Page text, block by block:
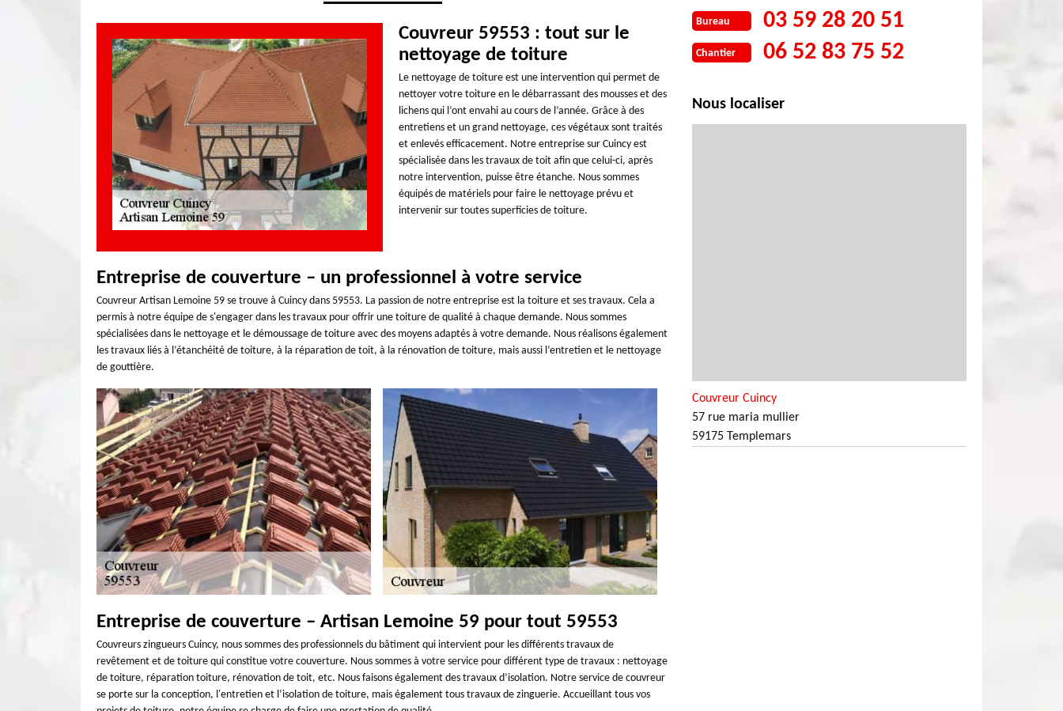
Couvreur 59553 : tout sur le
nettoyage de toiture
Le nettoyage de toiture est une intervention qui permet de
nettoyer votre toiture en le débarrassant des mousses et des
lichens qui l’ont envahi au cours de l’année. Grâce à des
entretiens et un grand nettoyage, ces végétaux sont traités
et enlevés efficacement. Notre entreprise sur Cuincy est
spécialisée dans les travaux de toit afin que celui-ci, après
notre intervention, puisse être étanche. Nous sommes
équipés de matériels pour faire le nettoyage prévu et
intervenir sur toutes superficies de toiture.
Entreprise de couverture – un professionnel à votre service
Couvreur Artisan Lemoine 59 se trouve à Cuincy dans 59553. La passion de notre entreprise est la toiture et ses travaux. Cela a
permis à notre équipe de s'engager dans les travaux pour offrir une toiture de qualité à chaque demande. Nous sommes
spécialisées dans le nettoyage et le démoussage de toiture avec des moyens adaptés à votre demande. Nous réalisons également
les travaux liés à l’étanchéité de toiture, à la réparation de toit, à la rénovation de toiture, mais aussi l’entretien et le nettoyage
de gouttière.
Entreprise de couverture – Artisan Lemoine 59 pour tout 59553
Couvreurs zingueurs Cuincy, nous sommes des professionnels du bâtiment qui intervient pour les différents travaux de
revêtement et de toiture qui constitue votre couverture. Nous sommes à votre service pour différent type de travaux : nettoyage
de toiture, réparation toiture, rénovation de toit, etc. Nous faisons également des travaux d’isolation. Notre service de couvreur
se porte sur la conception, l'entretien et l’isolation de toiture, mais également tous travaux de zinguerie. Accueillant tous vos
Bureau 03 59 28 20 51
Chantier 06 52 83 75 52
Nous localiser
Couvreur Cuincy
57 rue maria mullier
59175 Templemars